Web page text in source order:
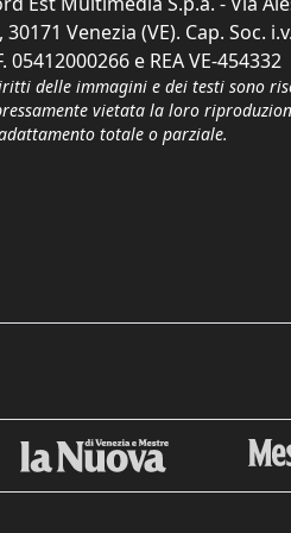
30171 Venezia (VE). Cap. Soc.
05412000266 e REA VE-454332
delle immagini e dei testi sono
vietata la loro
totale o parziale.